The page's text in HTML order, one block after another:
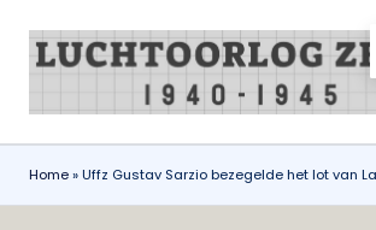
c
h
things
air
war
Zeist
Home»Uffz Gustav Sarzio bezegelde het lot van